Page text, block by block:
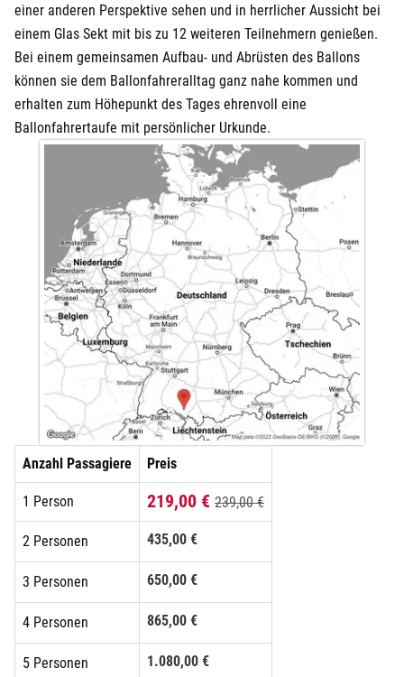
einer anderen Perspektive sehen und in herrlicher Aussicht bei
einem Glas Sekt mit bis zu 12 weiteren Teilnehmern genießen.
Bei einem gemeinsamen Aufbau- und Abrüsten des Ballons
können sie dem Ballonfahreralltag ganz nahe kommen und
erhalten zum Höhepunkt des Tages ehrenvoll eine
Ballonfahrertaufe mit persönlicher Urkunde.
Anzahl Passagiere Preis
1 Person 219,00 € 239,00 €
2 Personen 435,00 €
3 Personen 650,00 €
4 Personen 865,00 €
5 Personen 1.080,00 €
Dietzenbach
Dingolfing
Dorsten
Duisburg
Düsseldorf
Erfurt
Erlangen
Flensburg
Frankfurt am Main
Freiberg